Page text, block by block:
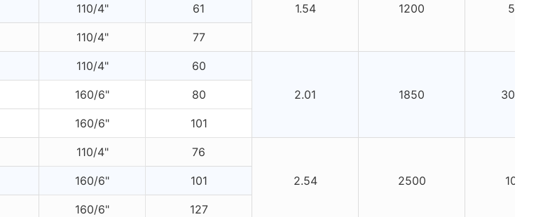
1.54 1200 500
110/4" 61
110/4" 77
110/4" 60
2.01 1850 30750
160/6" 80
160/6" 101
110/4" 76
2.54 2500 1050
160/6" 101
160/6" 127